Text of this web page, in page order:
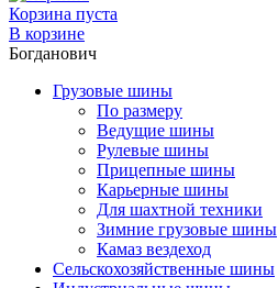
Корзина пуста
В корзине
Богданович
Грузовые шины
По размеру
Ведущие шины
Рулевые шины
Прицепные шины
Карьерные шины
Для шахтной техники
Зимние грузовые шины
Камаз вездеход
Сельскохозяйственные шины